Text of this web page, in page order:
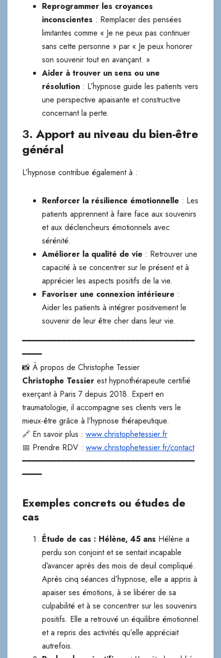
Reprogrammer les croyances
inconscientes : Remplacer des pensées
limitantes comme « Je ne peux pas continuer
sans cette personne » par « Je peux honorer
son souvenir tout en avançant. »
Aider à trouver un sens ou une
résolution : L’hypnose guide les patients vers
une perspective apaisante et constructive
concernant la perte.
3.Apport au niveau du bien-être
général
L’hypnose contribue également à :
Renforcer la résilience émotionnelle : Les
patients apprennent à faire face aux souvenirs
et aux déclencheurs émotionnels avec
sérénité.
Améliorer la qualité de vie : Retrouver une
capacité à se concentrer sur le présent et à
apprécier les aspects positifs de la vie.
Favoriser une connexion intérieure :
Aider les patients à intégrer positivement le
souvenir de leur être cher dans leur vie.
━━━━━━━━━━━━━━━━━━━━━━━━━━━━━━━━━━━
━━━━
📸 À propos de Christophe Tessier
Christophe Tessier est hypnothérapeute certifié
exerçant à Paris 7 depuis 2018. Expert en
traumatologie, il accompagne ses clients vers le
mieux-être grâce à l’hypnose thérapeutique.
🔗 En savoir plus : www.christophetessier.fr
📅 Prendre RDV : www.christophetessier.fr/contact
━━━━━━━━━━━━━━━━━━━━━━━━━━━━━━━━━━━
━━━━
Exemples concrets ou études de
cas
Étude de cas : Hélène, 45 ans Hélène a
perdu son conjoint et se sentait incapable
d’avancer après des mois de deuil compliqué.
Après cinq séances d’hypnose, elle a appris à
apaiser ses émotions, à se libérer de sa
culpabilité et à se concentrer sur les souvenirs
positifs. Elle a retrouvé un équilibre émotionnel
et a repris des activités qu’elle appréciait
autrefois.